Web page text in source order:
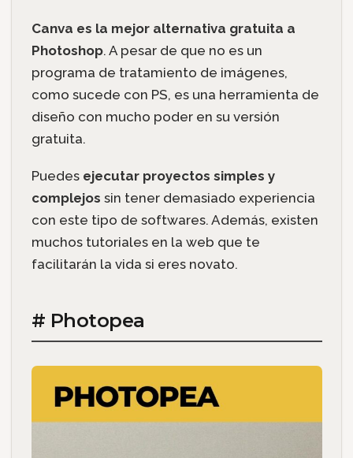
Canva es la mejor alternativa gratuita a
Photoshop. A pesar de que no es un
programa de tratamiento de imágenes,
como sucede con PS, es una herramienta de
diseño con mucho poder en su versión
gratuita.
Puedes ejecutar proyectos simples y
complejos sin tener demasiado experiencia
con este tipo de softwares. Además, existen
muchos tutoriales en la web que te
facilitarán la vida si eres novato.
# Photopea